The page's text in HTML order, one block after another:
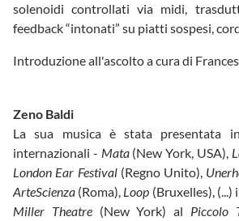
solenoidi controllati via midi,
feedback “intonati” su piatti sospesi,
Introduzione all'ascolto a cura di
Zeno Baldi
La sua musica è stata presentata
internazionali - Mata(New York, USA),
London Ear Festival(Regno Unito),
ArteScienza (Roma), Loop (Bruxelles), (...)
Miller Theatre(New York) al Piccolo